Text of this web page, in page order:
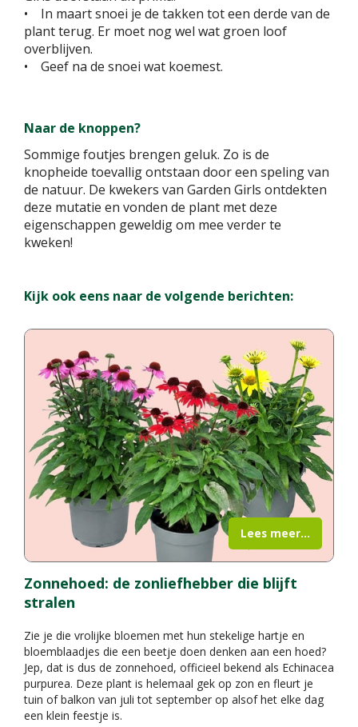
• In maart snoei je de takken tot een derde van de
plant terug. Er moet nog wel wat groen loof
overblijven.
• Geef na de snoei wat koemest.
Naar de knoppen?
Sommige foutjes brengen geluk. Zo is de
knopheide toevallig ontstaan door een speling van
de natuur. De kwekers van Garden Girls ontdekten
deze mutatie en vonden de plant met deze
eigenschappen geweldig om mee verder te
kweken!
Kijk ook eens naar de volgende berichten:
Zonnehoed: de zonliefhebber die blijft
stralen
Zie je die vrolijke bloemen met hun stekelige hartje en
bloemblaadjes die een beetje doen denken aan een hoed?
Jep, dat is dus de zonnehoed, officieel bekend als Echinacea
purpurea. Deze plant is helemaal gek op zon en fleurt je
tuin of balkon van juli tot september op alsof het elke dag
een klein feestje is.
Lees meer...